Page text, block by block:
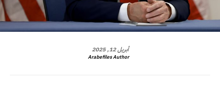
أبريل 12, 2025
Arabefiles Author